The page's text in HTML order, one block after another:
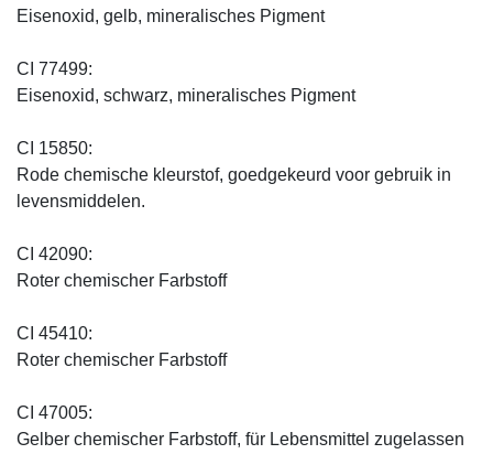
Eisenoxid, gelb, mineralisches Pigment
CI 77499:
Eisenoxid, schwarz, mineralisches Pigment
CI 15850:
Rode chemische kleurstof, goedgekeurd voor gebruik in
levensmiddelen.
CI 42090:
Roter chemischer Farbstoff
CI 45410:
Roter chemischer Farbstoff
CI 47005:
Gelber chemischer Farbstoff, für Lebensmittel zugelassen